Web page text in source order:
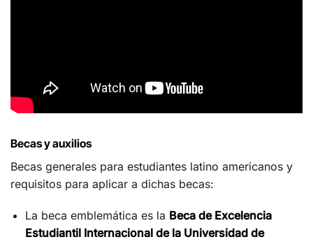
Becas y auxilios
Becas generales para estudiantes latino americanos y
requisitos para aplicar a dichas becas:
La beca emblemática es la Beca de Excelencia
Estudiantil Internacional de la Universidad de